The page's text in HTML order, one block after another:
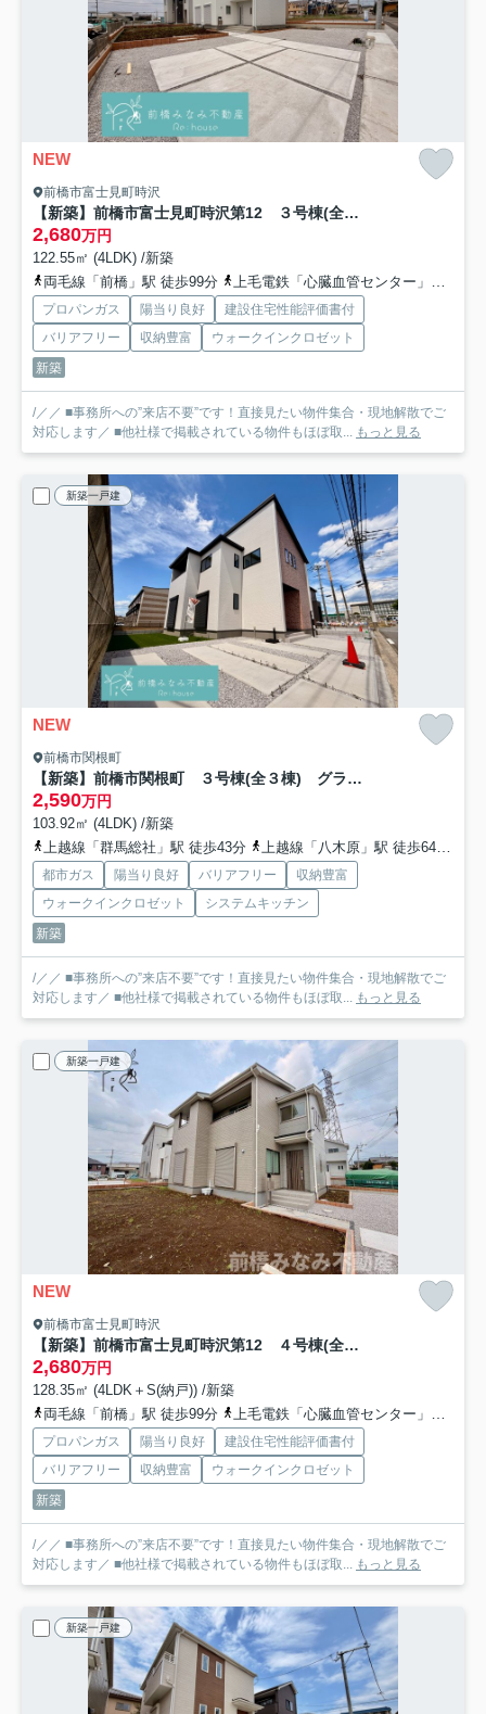
NEW
前橋市富士見町時沢
【新築】前橋市富士見町時沢第12 ３号棟(全５棟) リーブルガーデン 新築建売分譲
2,680万円
122.55㎡ (4LDK) /新築
両毛線「前橋」駅 徒歩99分
上毛電鉄「心臓血管センター」駅 徒歩74分
プロパンガス 陽当り良好
建設住宅性能評価書付
バリアフリー
収納豊富
ウォークインクロゼット
新築
/／／ ■事務所への”来店不要”です！直接見たい物件集合・現地解散でご
対応します／ ■他社様で掲載されている物件もほぼ取... もっと見る
新築一戸建
NEW
前橋市関根町
【新築】前橋市関根町 ３号棟(全３棟) グラファーレ 新築建売分譲
2,590万円
103.92㎡ (4LDK) /新築
上越線「群馬総社」駅 徒歩43分
上越線「八木原」駅 徒歩64分
都市ガス 陽当り良好 バリアフリー
収納豊富
ウォークインクロゼット
システムキッチン
新築
/／／ ■事務所への”来店不要”です！直接見たい物件集合・現地解散でご
対応します／ ■他社様で掲載されている物件もほぼ取... もっと見る
新築一戸建
NEW
前橋市富士見町時沢
【新築】前橋市富士見町時沢第12 ４号棟(全５棟) リーブルガーデン 新築建売分譲
2,680万円
128.35㎡ (4LDK＋S(納戸)) /新築
両毛線「前橋」駅 徒歩99分
上毛電鉄「心臓血管センター」駅 徒歩74分
プロパンガス 陽当り良好
建設住宅性能評価書付
バリアフリー
収納豊富
ウォークインクロゼット
新築
/／／ ■事務所への”来店不要”です！直接見たい物件集合・現地解散でご
対応します／ ■他社様で掲載されている物件もほぼ取...
もっと見る
新築一戸建